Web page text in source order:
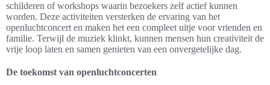
schilderen of workshops waarin bezoekers zelf actief kunnen
worden. Deze activiteiten versterken de ervaring van het
openluchtconcert en maken het een compleet uitje voor vrienden en
familie. Terwijl de muziek klinkt, kunnen mensen hun creativiteit de
vrije loop laten en samen genieten van een onvergetelijke dag.
De toekomst van openluchtconcerten